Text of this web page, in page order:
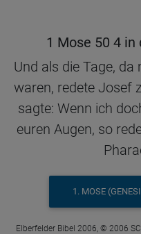
1 Mose 50 4 in
Und als die Tage,
waren, redete Josef
sagte: Wenn ich
euren Augen, so
1. MOSE
Elberfelder Bibel 2006, © 2006